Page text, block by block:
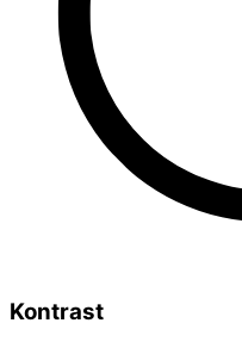
Kontrast